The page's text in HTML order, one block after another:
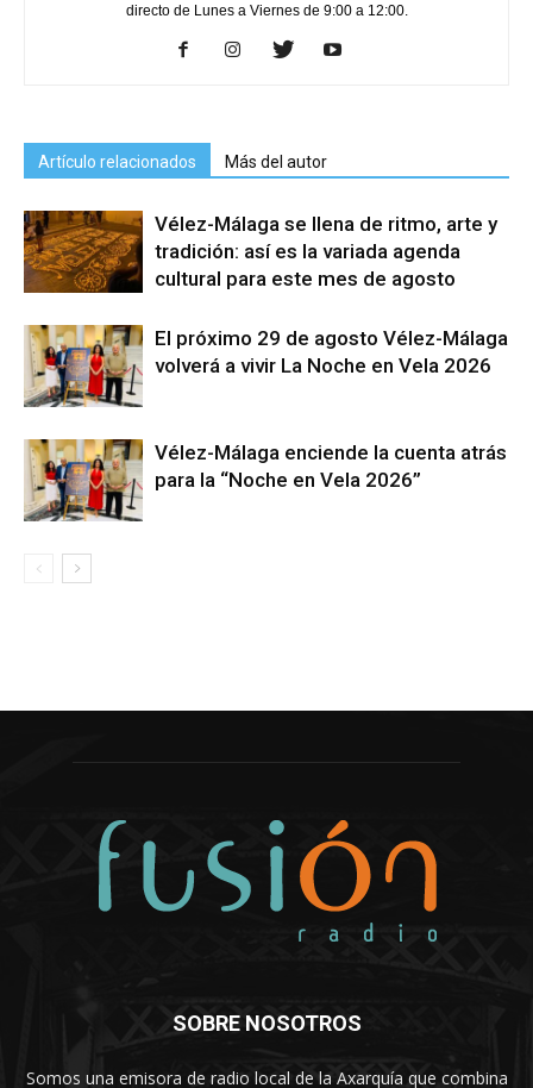
directo de Lunes a Viernes de 9:00 a 12:00.
Artículo relacionados Más del autor
Vélez-Málaga se llena de ritmo, arte y
tradición: así es la variada agenda
cultural para este mes de agosto
El próximo 29 de agosto Vélez-Málaga
volverá a vivir La Noche en Vela 2026
Vélez-Málaga enciende la cuenta atrás
para la “Noche en Vela 2026”
SOBRE NOSOTROS
Somos una emisora de radio local de la Axarquía que combina